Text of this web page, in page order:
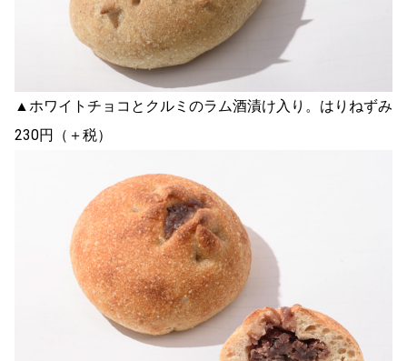
▲ホワイトチョコとクルミのラム酒漬け入り。はりねずみ
230円（＋税）